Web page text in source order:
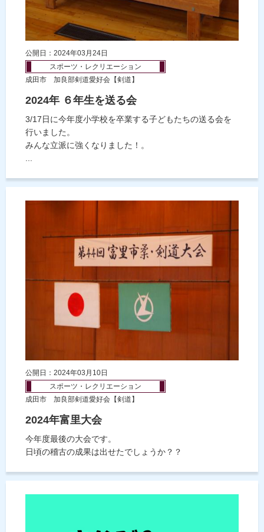
公開日：2024年03月24日
スポーツ・レクリエーション
成田市 加良部剣道愛好会【剣道】
2024年 ６年生を送る会
3/17日に今年度小学校を卒業する子どもたちの送る会を
行いました。
みんな立派に強くなりました！。
公開日：2024年03月10日
スポーツ・レクリエーション
成田市 加良部剣道愛好会【剣道】
2024年富里大会
今年度最後の大会です。
日頃の稽古の成果は出せたでしょうか？？